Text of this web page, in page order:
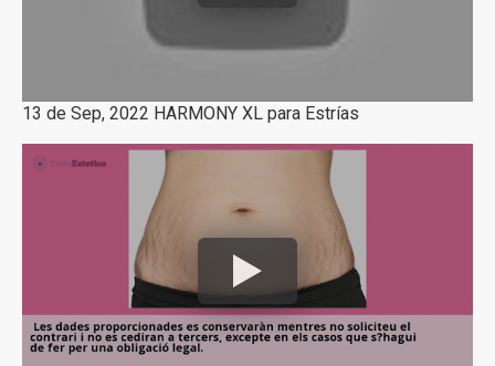
13 de Sep, 2022 HARMONY XL para Estrías